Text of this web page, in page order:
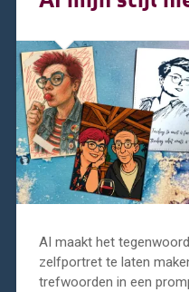
AI maakt het
zelfportret te laten
trefwoorden in een